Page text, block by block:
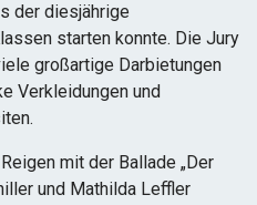
der diesjährige
starten konnte. Die Jury
großartige Darbietungen
Verkleidungen und
mit der Ballade „Der
und Mathilda Leffler